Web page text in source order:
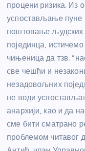
процени ризика. Из
успостављање пуне
поштовање људских
појединца,
чињеница да тзв.
све чешћи и
незадовољних
не води
анархији, као и да
сме бити сматрано
проблемом читавог